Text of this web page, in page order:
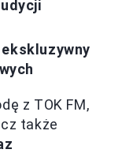
ekskluzywny
z TOK FM,
także